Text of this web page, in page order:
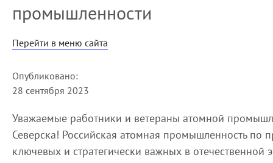
промышленности
Перейти в меню сайта
Опубликовано:
28 сентября 2023
Уважаемые работники и ветераны атомной
Северска! Российская атомная промышленность по
ключевых и стратегически важных в отечественной